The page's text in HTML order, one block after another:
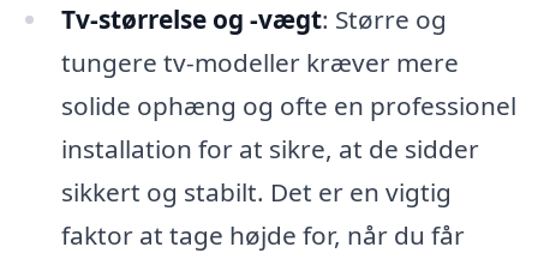
Tv-størrelse og -vægt: Større og
tungere tv-modeller kræver mere
solide ophæng og ofte en professionel
installation for at sikre, at de sidder
sikkert og stabilt. Det er en vigtig
faktor at tage højde for, når du får